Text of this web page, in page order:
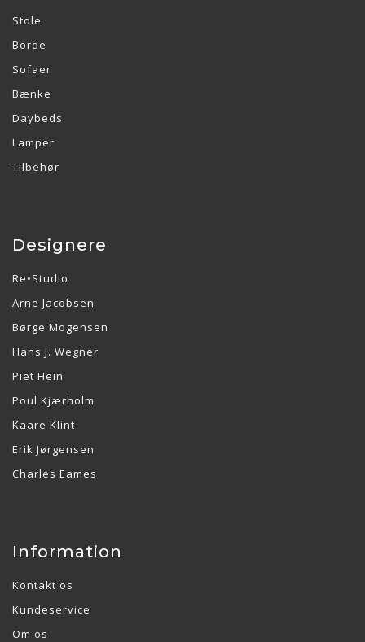
Stole
Borde
Sofaer
Bænke
Daybeds
Lamper
Tilbehør
Designere
Re•Studio
Arne Jacobsen
Børge Mogensen
Hans J. Wegner
Piet Hein
Poul Kjærholm
Kaare Klint
Erik Jørgensen
Charles Eames
Information
Kontakt os
Kundeservice
Om os